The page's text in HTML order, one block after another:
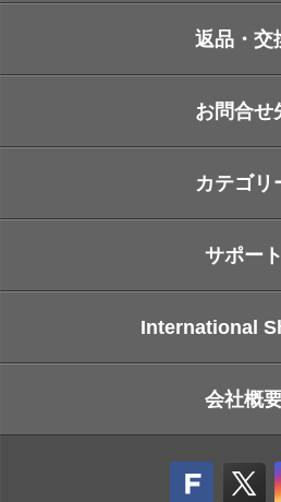
返品・交
お問合せ
カテゴリ
サポート
International
会社概